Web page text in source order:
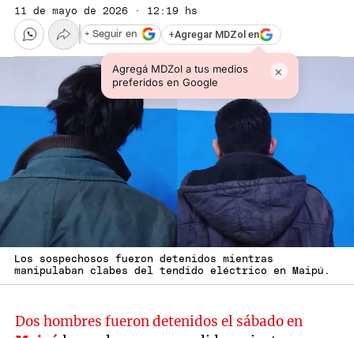
11 de mayo de 2026 · 12:19 hs
+Agregar MDZol en
Agregá MDZol a tus medios
preferidos en Google
×
+ Seguir en
Los sospechosos fueron detenidos mientras
manipulaban clabes del tendido eléctrico en Maipú.
Dos hombres fueron detenidos el sábado en